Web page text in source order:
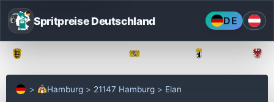
Spritpreise Deutschland DE
Hamburg 21147 Hamburg Elan